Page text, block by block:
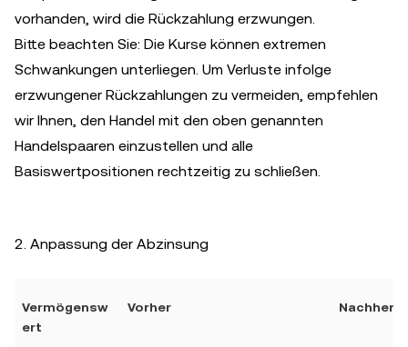
vorhanden, wird die Rückzahlung erzwungen.
Bitte beachten Sie: Die Kurse können extremen
Schwankungen unterliegen. Um Verluste infolge
erzwungener Rückzahlungen zu vermeiden, empfehlen
wir Ihnen, den Handel mit den oben genannten
Handelspaaren einzustellen und alle
Basiswertpositionen rechtzeitig zu schließen.
2. Anpassung der Abzinsung
Vermögensw
ert
Vorher Nachher